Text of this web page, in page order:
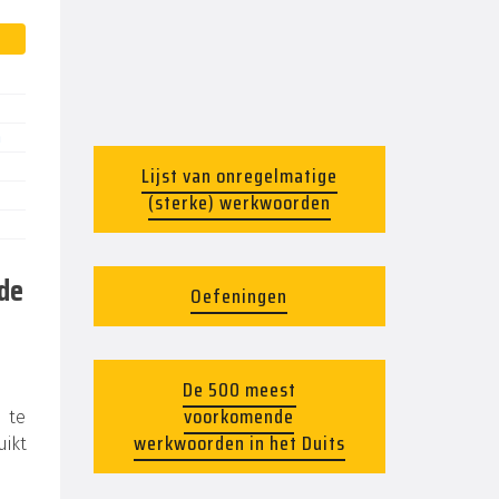
te
Lijst van onregelmatige
(sterke) werkwoorden
Oefeningen
De 500 meest
voorkomende
werkwoorden in het Duits